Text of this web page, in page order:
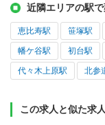
近隣エリアの駅
恵比寿駅 笹塚駅
幡ケ谷駅 初台駅
代々木上原駅 北参
この求人と似た求